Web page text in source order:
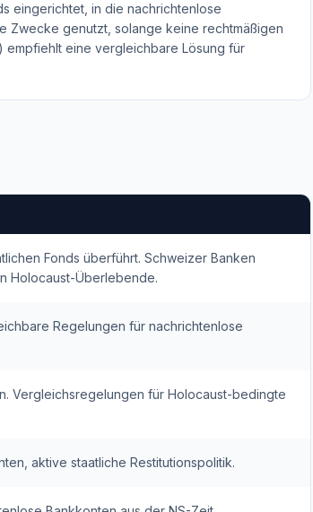
eingerichtet, in die nachrichtenlose
Zwecke genutzt, solange keine rechtmäßigen
empfiehlt eine vergleichbare Lösung für
Fonds überführt. Schweizer Banken
Holocaust-Überlebende.
Regelungen für nachrichtenlose
Vergleichsregelungen für Holocaust-bedingte
aktive staatliche Restitutionspolitik.